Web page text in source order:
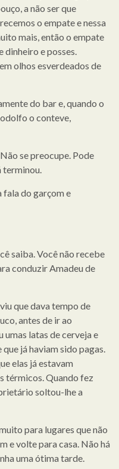
a não ser que
o empate e nessa
mais, então o empate
e posses.
olhos esverdeados de
do bar e, quando o
o conteve,
se preocupe. Pode
terminou.
do garçom e
saiba. Você não recebe
conduzir Amadeu de
que dava tempo de
antes de ir ao
umas latas de cerveja e
já haviam sido pagas.
elas já estavam
térmicos. Quando fez
soltou-lhe a
para lugares que não
e volte para casa. Não há
uma ótima tarde.